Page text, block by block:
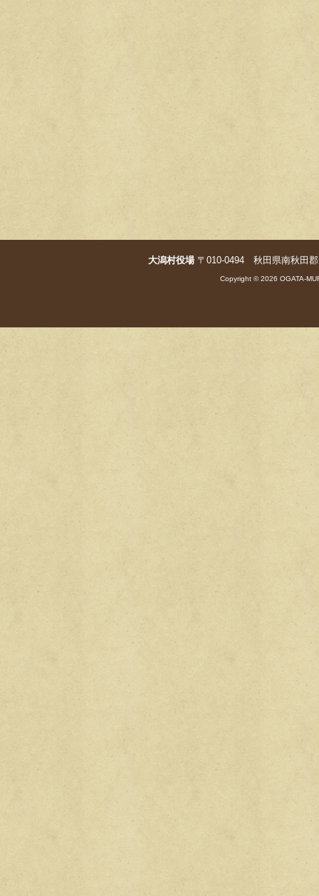
大潟村役場〒010-0494 秋田県南秋田
Copyright © 2026 OGATA-